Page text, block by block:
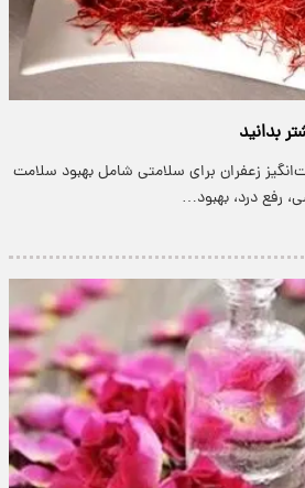
بدانید
زعفران برای سلامتی شامل بهبود سلامت
رفع درد، بهبود…